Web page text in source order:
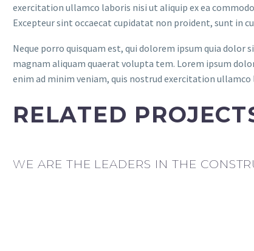
exercitation ullamco laboris nisi ut aliquip ex ea
Excepteur sint occaecat cupidatat non proident, sunt in
Neque porro quisquam est, qui dolorem ipsum quia
magnam aliquam quaerat volupta tem. Lorem ipsum
enim ad minim veniam, quis nostrud exercitation
RELATED
WE ARE THE LEADERS IN THE